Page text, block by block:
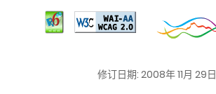
修订日期: 2008年 11月 29日